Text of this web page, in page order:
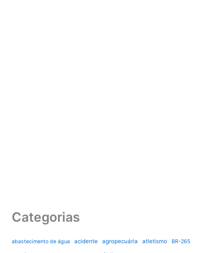
Categorias
abastecimento de água acidente agropecuária atletismo BR-265